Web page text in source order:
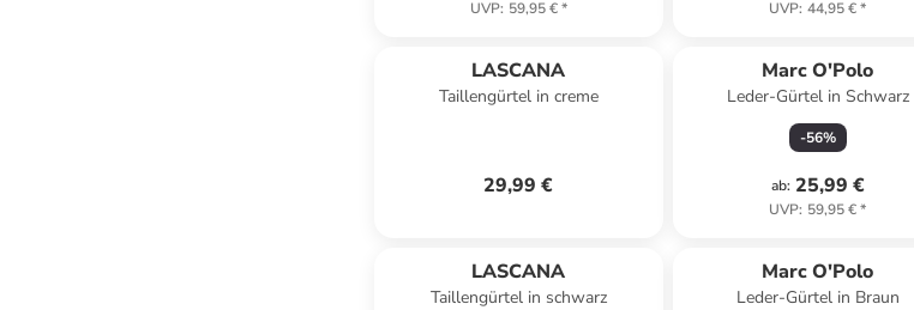
UVP: 59,95 €* UVP: 44,95 €*
LASCANA
Taillengürtel in creme
29,99 €
Marc O'Polo
Leder-Gürtel in Schwarz
-56%
ab: 25,99 €
UVP: 59,95 €*
LASCANA
Taillengürtel in schwarz
Marc O'Polo
Leder-Gürtel in Braun